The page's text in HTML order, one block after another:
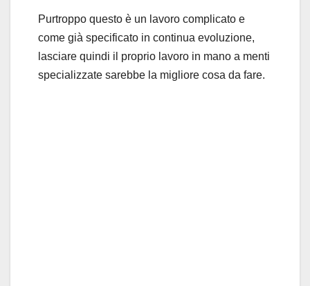
Purtroppo questo è un lavoro complicato e
come già specificato in continua evoluzione,
lasciare quindi il proprio lavoro in mano a menti
specializzate sarebbe la migliore cosa da fare.